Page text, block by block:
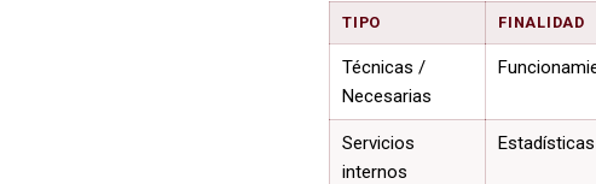
TIPO FINALIDAD
Técnicas /
Necesarias
Servicios
internos